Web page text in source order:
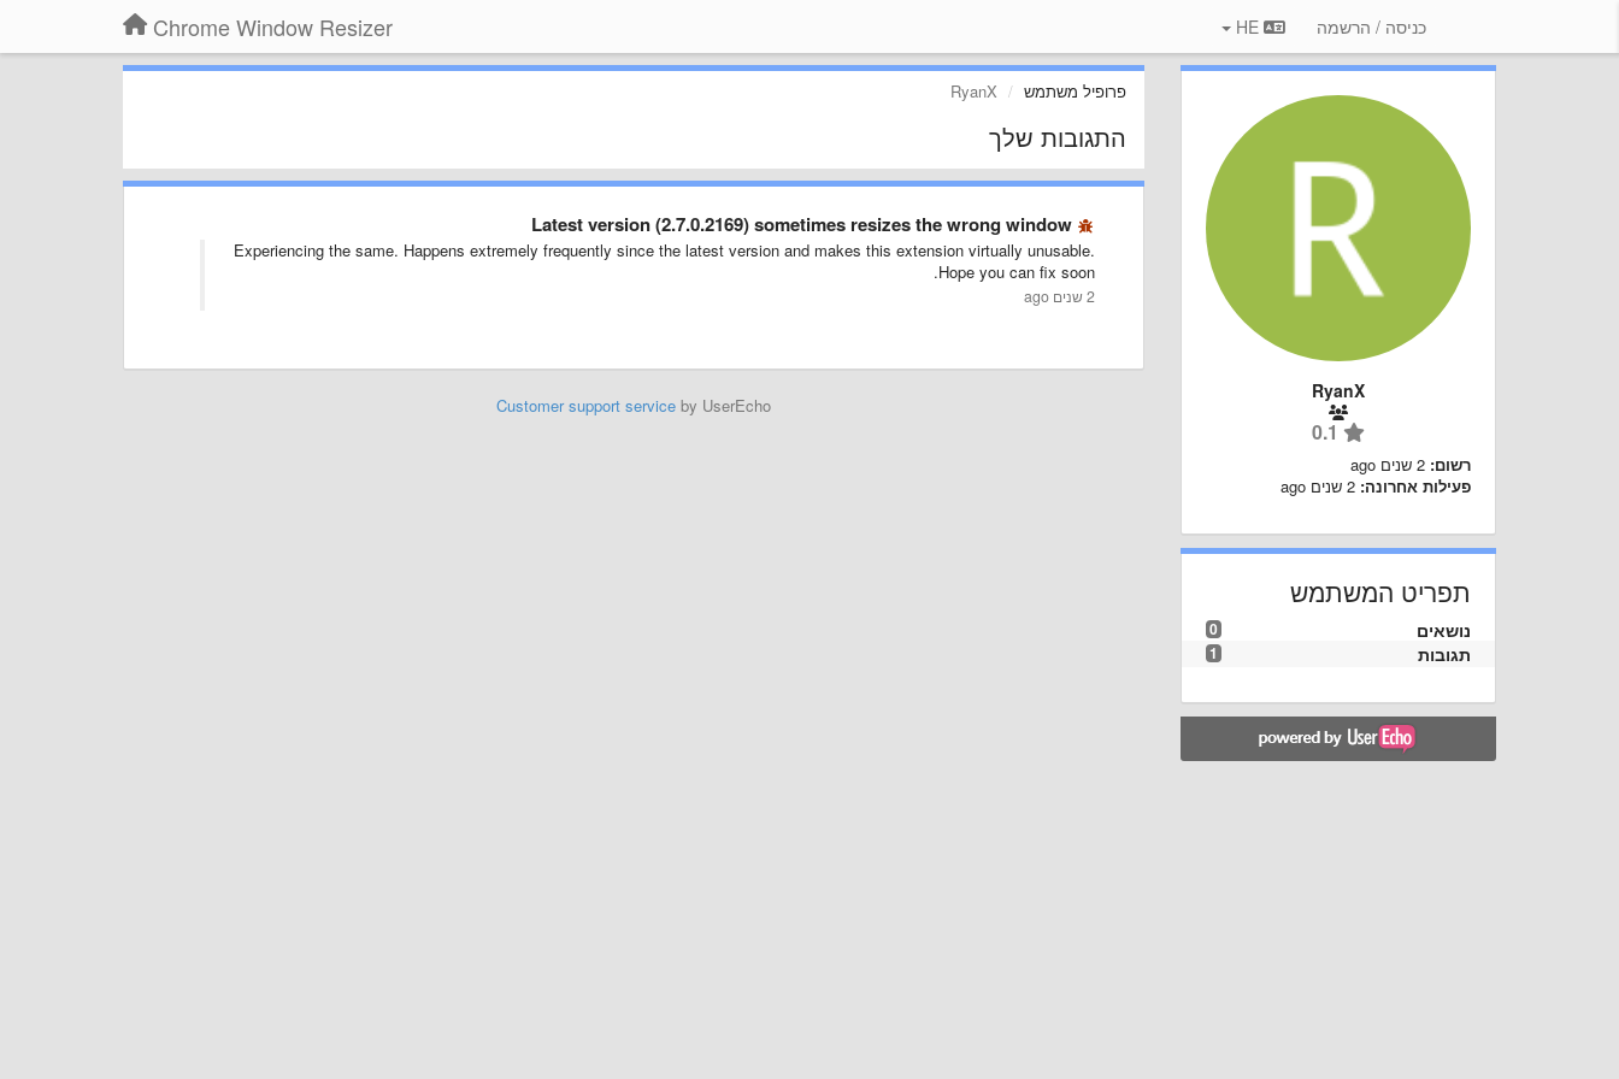
Chrome Window Resizer כניסה / הרשמה
פרופיל משתמש RyanX
התגובות שלך
Latest version (2.7.0.2169) sometimes resizes the wrong window
Experiencing the same. Happens extremely frequently since the latest version and makes this extension virtually unusable.
Hope you can fix soon.
2 שנים ago
Customer support serviceby UserEcho
RyanX
רשום: 2 שנים ago
פעילות אחרונה: 2 שנים ago
תפריט המשתמש
0 נושאים
1 תגובות